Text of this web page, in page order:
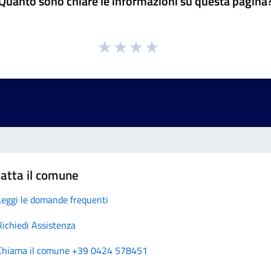
il comune
le domande frequenti
Assistenza
il comune +39 0424 578451